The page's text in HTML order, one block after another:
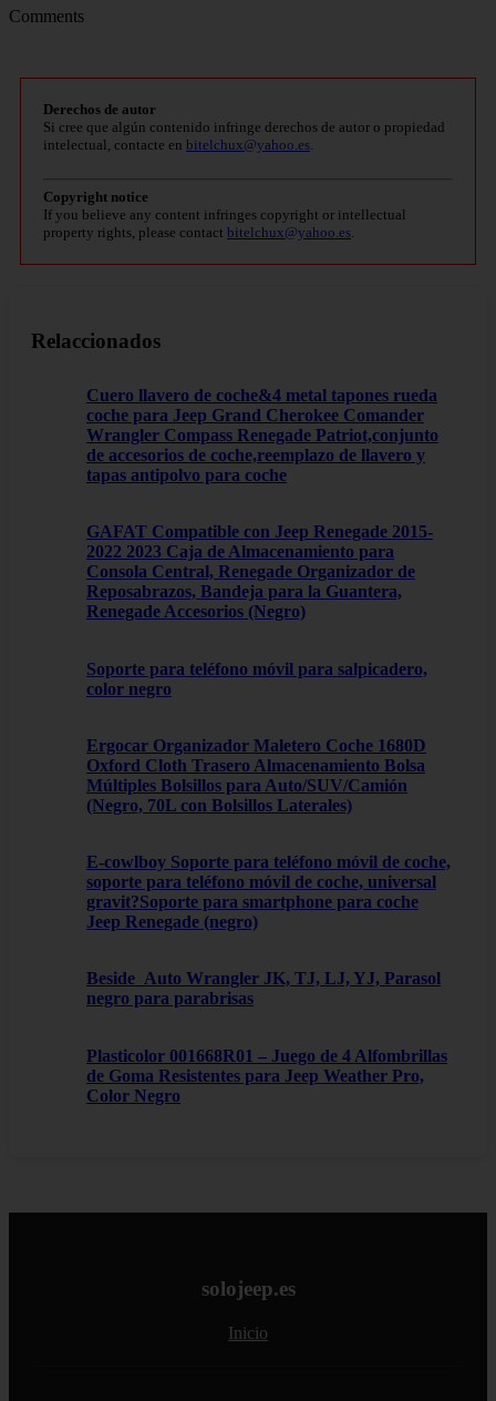
Comments
Derechos de autor
Si cree que algún contenido infringe derechos de autor o propiedad
intelectual, contacte en bitelchux@yahoo.es
Copyright notice
If you believe any content infringes copyright or intellectual
property rights, please contact bitelchux@yahoo.es
Relaccionados
Cuero llavero de coche&4 metal tapones rueda
coche para Jeep Grand Cherokee Comander
Wrangler Compass Renegade Patriot,conjunto
de accesorios de coche,reemplazo de llavero y
tapas antipolvo para coche
GAFAT Compatible con Jeep Renegade 2015-
2022 2023 Caja de Almacenamiento para
Consola Central, Renegade Organizador de
Reposabrazos, Bandeja para la Guantera,
Renegade Accesorios (Negro)
Soporte para teléfono móvil para salpicadero,
color negro
Ergocar Organizador Maletero Coche 1680D
Oxford Cloth Trasero Almacenamiento Bolsa
Múltiples Bolsillos para Auto/SUV/Camión
(Negro, 70L con Bolsillos Laterales)
E-cowlboy Soporte para teléfono móvil de coche,
soporte para teléfono móvil de coche, universal
gravit?Soporte para smartphone para coche
Jeep Renegade (negro)
Beside_Auto Wrangler JK, TJ, LJ, YJ, Parasol
negro para parabrisas
Plasticolor 001668R01 – Juego de 4 Alfombrillas
de Goma Resistentes para Jeep Weather Pro,
Color Negro
solojeep.es
Inicio